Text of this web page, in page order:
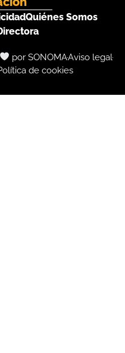
Quiénes Somos
por SONOMAAviso legal
de cookies